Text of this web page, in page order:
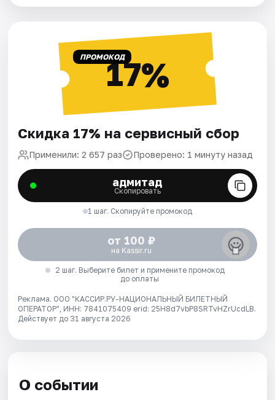
ПРОМОКОД17%
Скидка 17% на сервисный сбор
Применили: 2 657 раз Проверено: 1 минуту назад
адмитад
Скопировать
1 шаг. Скопируйте промокод
от 100 ₽
на Kassir.ru
2 шаг. Выберите билет и примените промокод
до оплаты
Реклама. ООО "КАССИР.РУ-НАЦИОНАЛЬНЫЙ БИЛЕТНЫЙ
ОПЕРАТОР", ИНН: 7841075409 erid: 25H8d7vbP8SRTvHZrUcdLB.
Действует до 31 августа 2026
О событии